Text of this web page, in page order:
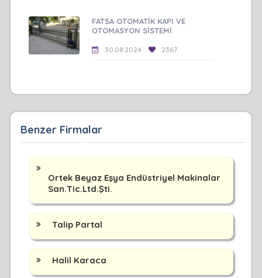
FATSA OTOMATİK KAPI VE
OTOMASYON SİSTEMİ
30.08.2024 2367
Benzer Firmalar
Ortek Beyaz Eşya Endüstriyel Makinalar
San.Tic.Ltd.Şti.
Talip Partal
Halil Karaca